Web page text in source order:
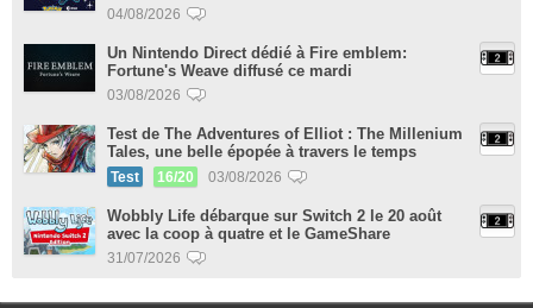
04/08/2026
Un Nintendo Direct dédié à Fire emblem:
Fortune's Weave diffusé ce mardi
03/08/2026
Test de The Adventures of Elliot : The Millenium
Tales, une belle épopée à travers le temps
Test 16/20 03/08/2026
Wobbly Life débarque sur Switch 2 le 20 août
avec la coop à quatre et le GameShare
31/07/2026